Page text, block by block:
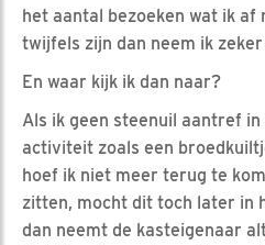
het aantal bezoeken wat ik af
twijfels zijn dan neem ik
En waar kijk ik dan naar?
Als ik geen steenuil aantref
activiteit zoals een
hoef ik niet meer terug te
zitten, mocht dit toch later in
dan neemt de kasteigenaar